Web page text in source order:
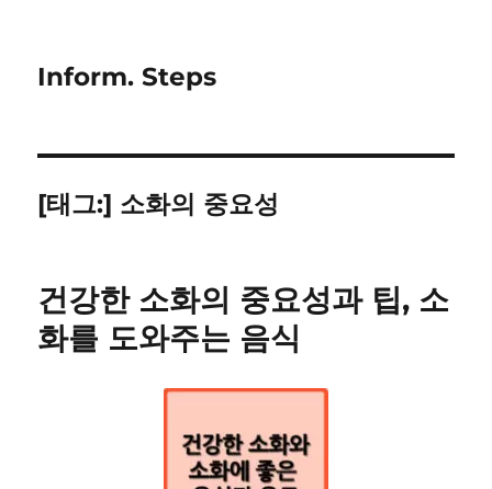
Inform. Steps
[태그:] 소화의 중요성
건강한 소화의 중요성과 팁, 소
화를 도와주는 음식